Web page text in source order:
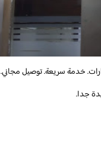
خدمة سريعة. توصيل مجاني.